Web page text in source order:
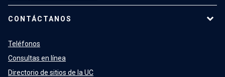
CONTÁCTANOS
Teléfonos
Consultas en línea
Directorio de sitios de la UC